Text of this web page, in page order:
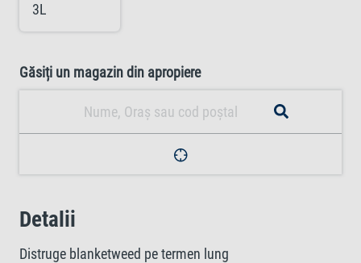
3L
Găsiți un magazin din apropiere
Detalii
Distruge blanketweed pe termen lung